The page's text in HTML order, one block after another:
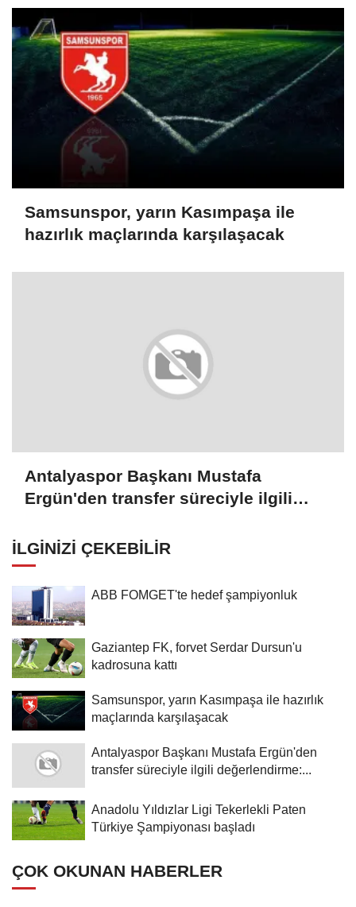
Samsunspor, yarın Kasımpaşa ile
hazırlık maçlarında karşılaşacak
Antalyaspor Başkanı Mustafa
Ergün'den transfer süreciyle ilgili
İLGINIZI ÇEKEBILIR
ABB FOMGET'te hedef şampiyonluk
Gaziantep FK, forvet Serdar Dursun'u
kadrosuna kattı
Samsunspor, yarın Kasımpaşa ile hazırlık
maçlarında karşılaşacak
Antalyaspor Başkanı Mustafa Ergün'den
transfer süreciyle ilgili değerlendirme:...
Anadolu Yıldızlar Ligi Tekerlekli Paten
Türkiye Şampiyonası başladı
ÇOK OKUNAN HABERLER